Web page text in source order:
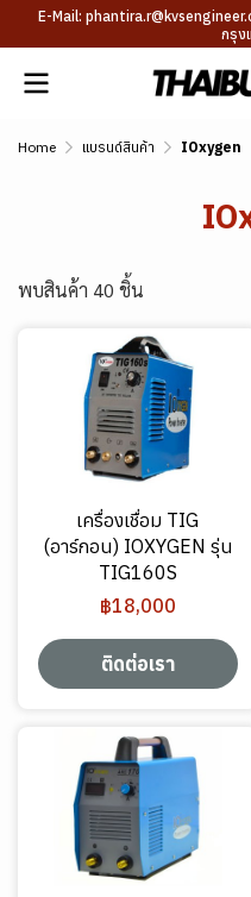
E-Mail:
กรุง
Home แบรนด์สินค้า IOxygen
พบสินค้า 40 ชิ้น
เครื่องเชื่อม TIG
(อาร์กอน) IOXYGEN รุ่น
TIG160S
฿18,000
ติดต่อเรา